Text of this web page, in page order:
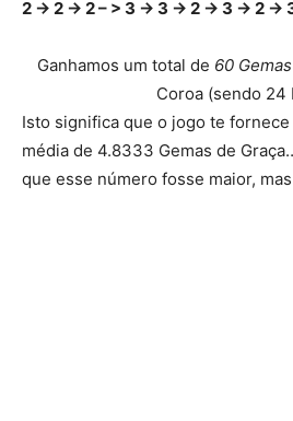
2 -> 2 -> 2 – > 3 -> 3 -> 2 -> 3 -> 2 ->
Ganhamos um total de 60
Coroa (sendo 24
Isto significa que o jogo te
média de 4.8333 Gemas de
que esse número fosse maior,